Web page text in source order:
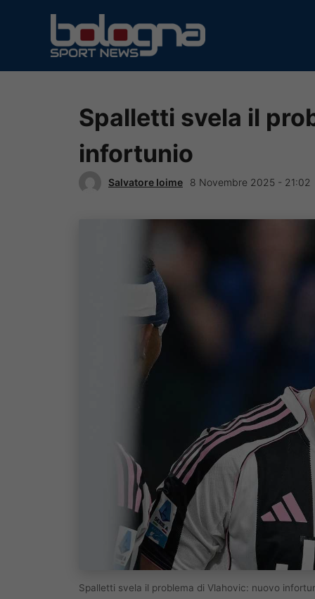
contenuto
Spalletti svela il
infortunio
Salvatore Ioime 8 Novembre 2025 - 21:02
Spalletti svela il problema di Vlahovic: nuovo